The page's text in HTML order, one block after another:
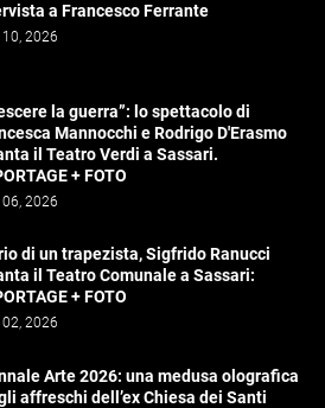
a Francesco Ferrante
10, 2026
la guerra”: lo spettacolo di
Mannocchi e Rodrigo D'Erasmo
il Teatro Verdi a Sassari.
+ FOTO
06, 2026
di un trapezista, Sigfrido Ranucci
il Teatro Comunale a Sassari:
+ FOTO
02, 2026
Arte 2026: una medusa olografica
affreschi dell’ex Chiesa dei Santi